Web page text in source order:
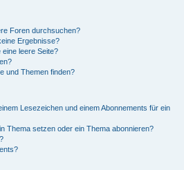
Foren durchsuchen?
Ergebnisse?
leere Seite?
und Themen finden?
Lesezeichen und einem Abonnements für ein
Thema setzen oder ein Thema abonnieren?